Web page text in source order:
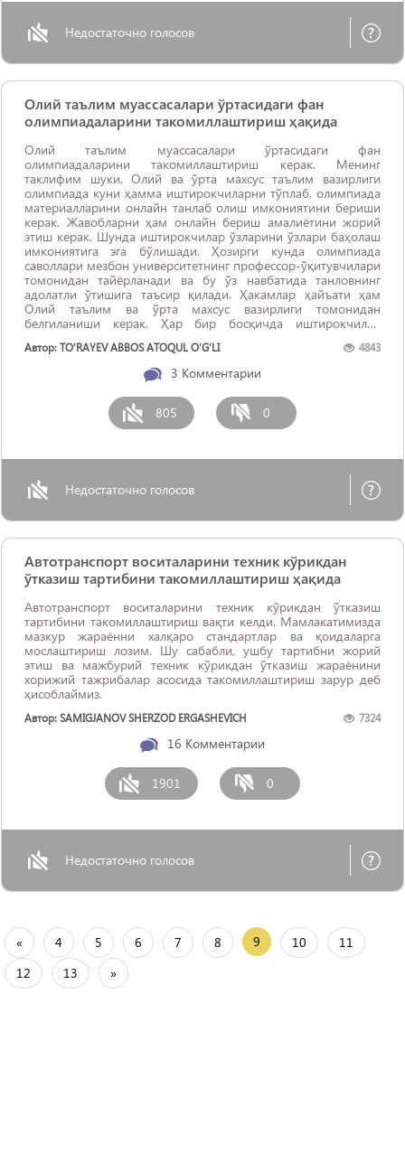
Недостаточно голосов
Олий таълим муассасалари ўртасидаги фан
олимпиадаларини такомиллаштириш ҳақида
Олий таълим муассасалари ўртасидаги фан
олимпиадаларини такомиллаштириш керак. Менинг
таклифим шуки, Олий ва ўрта махсус таълим вазирлиги
олимпиада куни ҳамма иштирокчиларни тўплаб, олимпиада
материалларини онлайн танлаб олиш имкониятини бериши
керак. Жавобларни ҳам онлайн бериш амалиётини жорий
этиш керак. Шунда иштирокчилар ўзларини ўзлари баҳолаш
имкониятига эга бўлишади. Ҳозирги кунда олимпиада
саволлари мезбон университетнинг профессор-ўқитувчилари
томонидан тайёрланади ва бу ўз навбатида танловнинг
адолатли ўтишига таъсир қилади. Ҳакамлар ҳайъати ҳам
Олий таълим ва ўрта махсус вазирлиги томонидан
белгиланиши керак. Ҳар бир босқичда иштирокчилар
жойлаштирилиши ...
Автор: TO‘RAYEV ABBOS ATOQUL O‘G‘LI 4843
3 Комментарии
805 0
Недостаточно голосов
Автотранспорт воситаларини техник кўрикдан
ўтказиш тартибини такомиллаштириш ҳақида
Автотранспорт воситаларини техник кўрикдан ўтказиш
тартибини такомиллаштириш вақти келди. Мамлакатимизда
мазкур жараённи халқаро стандартлар ва қоидаларга
мослаштириш лозим. Шу сабабли, ушбу тартибни жорий
этиш ва мажбурий техник кўрикдан ўтказиш жараёнини
хорижий тажрибалар асосида такомиллаштириш зарур деб
ҳисоблаймиз.
Автор: SAMIGJANOV SHERZOD ERGASHEVICH 7324
16 Комментарии
1901 0
Недостаточно голосов
« 4 5 6 7 8 9 10
11
12
13 »